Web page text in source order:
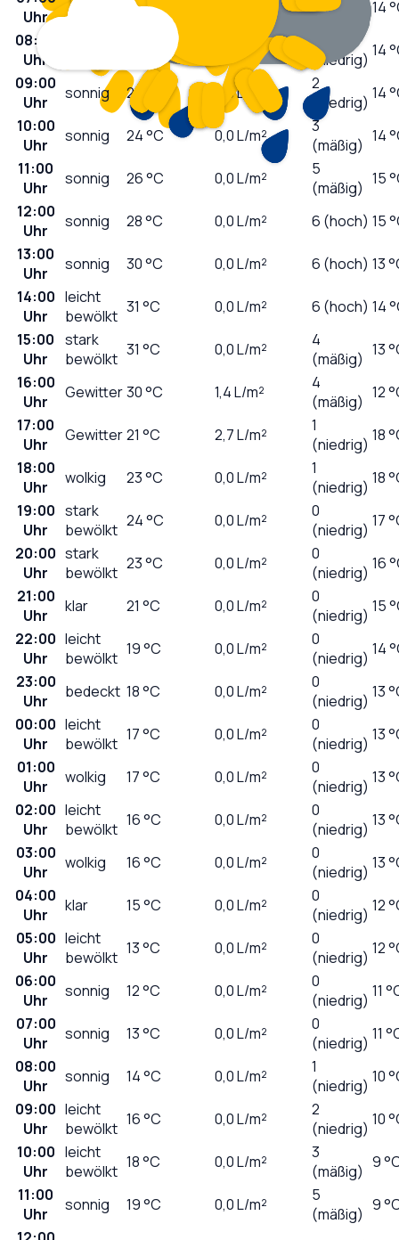
Uhr
sonnig 19°C
(niedrig)
14
08:00
Uhr
L/m²
1
(niedrig) 14
09:00
Uhr
sonnig 22 0,0L/m²
2
(niedrig) 14
10:00
Uhr
sonnig 24°C 0,0L/m²
3
(mäßig) 14
11:00
Uhr
sonnig 26°C 0,0L/m²
5
(mäßig) 15
12:00
Uhr
sonnig 28°C 0,0L/m² 6 (hoch) 15
13:00
Uhr
sonnig 30°C 0,0L/m² 6 (hoch) 13
14:00
Uhr
leicht
bewölkt 31 °C 0,0L/m² 6 (hoch) 14
15:00
Uhr
stark
bewölkt 31 °C 0,0L/m²
4
(mäßig) 13
16:00
Uhr
Gewitter30°C 1,4L/m²
4
(mäßig) 12
17:00
Uhr
Gewitter21 °C 2,7L/m²
1
(niedrig) 18
18:00
Uhr
wolkig 23°C 0,0L/m²
1
(niedrig) 18
19:00
Uhr
stark
bewölkt 24°C 0,0L/m²
0
(niedrig) 17
20:00
Uhr
stark
bewölkt 23°C 0,0L/m²
0
(niedrig) 16
21:00
Uhr
klar 21 °C 0,0L/m²
0
(niedrig) 15
22:00
Uhr
leicht
bewölkt 19°C 0,0L/m²
0
(niedrig) 14
23:00
Uhr
bedeckt 18°C 0,0L/m²
0
(niedrig) 13
00:00
Uhr
leicht
bewölkt 17°C 0,0L/m²
0
(niedrig) 13
01:00
Uhr
wolkig 17°C 0,0L/m²
0
(niedrig) 13
02:00
Uhr
leicht
bewölkt 16°C 0,0L/m²
0
(niedrig) 13
03:00
Uhr
wolkig 16°C 0,0L/m²
0
(niedrig) 13
04:00
Uhr
klar 15°C 0,0L/m²
0
(niedrig) 12
05:00
Uhr
leicht
bewölkt 13°C 0,0L/m²
0
(niedrig) 12
06:00
Uhr
sonnig 12°C 0,0L/m²
0
(niedrig) 11
07:00
Uhr
sonnig 13°C 0,0L/m²
0
(niedrig) 11
08:00
Uhr
sonnig 14°C 0,0L/m²
1
(niedrig) 10
09:00
Uhr
leicht
bewölkt 16°C 0,0L/m²
2
(niedrig) 10
10:00
Uhr
leicht
bewölkt 18°C 0,0L/m²
3
(mäßig) 9
11:00
Uhr
sonnig 19°C 0,0L/m²
5
(mäßig) 9